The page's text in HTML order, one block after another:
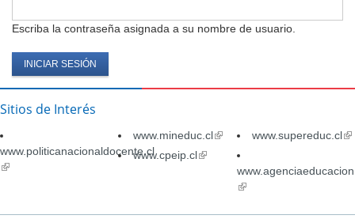
Escriba la contraseña asignada a su nombre de usuario.
Sitios de Interés
www.politicanacionaldocente.cl
(link
www.mineduc.cl(link
external)
www.supereduc.cl
www.cpeip.cl(link
external)(link